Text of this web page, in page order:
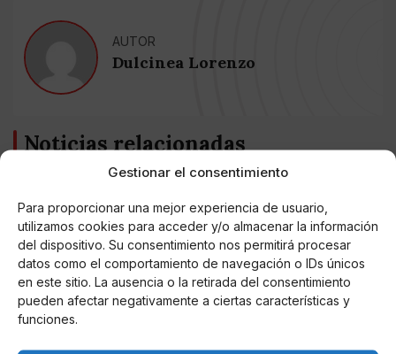
Gestionar el consentimiento
Para proporcionar una mejor experiencia de usuario,
utilizamos cookies para acceder y/o almacenar la información
del dispositivo. Su consentimiento nos permitirá procesar
datos como el comportamiento de navegación o IDs únicos
en este sitio. La ausencia o la retirada del consentimiento
pueden afectar negativamente a ciertas características y
funciones.
AUTOR
Dulcinea Lorenzo
Noticias relacionadas
Online Casino
Colombia 2025: Bitcoin Casinos
Online Casino
Mejores Casinos Online con Bitcoin y
Criptomonedas en Argentina 2025